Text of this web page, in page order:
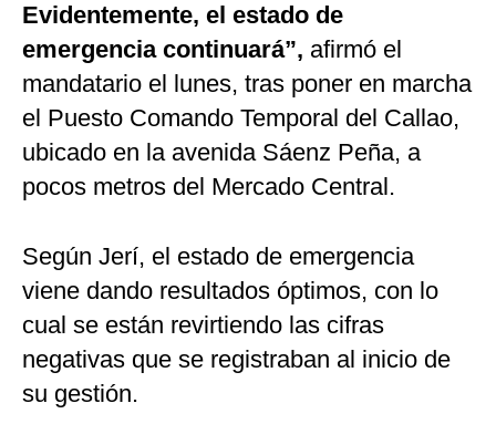
Evidentemente, el estado de
emergencia continuará”, afirmó el
mandatario el lunes, tras poner en marcha
el Puesto Comando Temporal del Callao,
ubicado en la avenida Sáenz Peña, a
pocos metros del Mercado Central.
Según Jerí, el estado de emergencia
viene dando resultados óptimos, con lo
cual se están revirtiendo las cifras
negativas que se registraban al inicio de
su gestión.